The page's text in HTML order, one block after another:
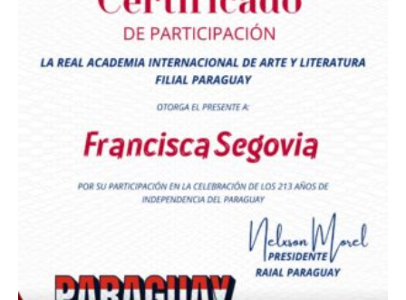
Reconocimiento aFrancisca Segovia
Radio Tribuna Abierta
Radio Tribuna Abierta
Radio Oñondivepa Paraguay
Premio Orgullo Paraguayo
Reconocimiento aFrancisca Segovia